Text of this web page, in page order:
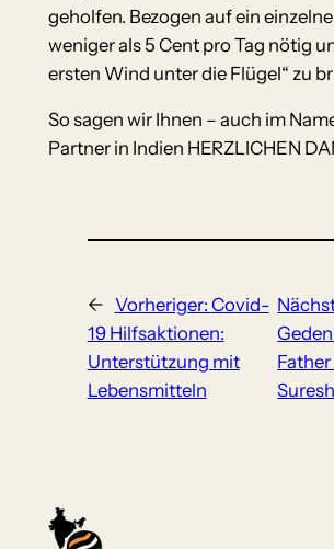
geholfen. Bezogen auf ein
weniger als 5 Cent pro Tag nötig
ersten Wind unter die Flügel“ zu
So sagen wir Ihnen – auch im
Partner in Indien HERZLICHEN
← Vorheriger: Covid-
19 Hilfsaktionen:
Unterstützung mit
Lebensmitteln
Suresh